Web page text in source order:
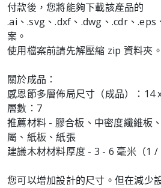
付款後，您將能夠下載該產品的
.ai、.svg、.dxf、.dwg、.cdr、.eps
案。
使用檔案前請先解壓縮 zip 資料夾。
關於成品：
感恩節多層佈局尺寸（成品）：14
層數：7
推薦材料 - 膠合板、中密度纖維板
屬、紙板、紙張
建議木材材料厚度 - 3 - 6 毫米（1 /
您可以增加設計的尺寸。但在減少